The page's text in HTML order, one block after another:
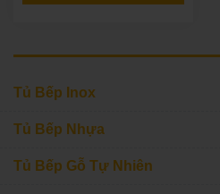
Tủ Bếp Inox
Tủ Bếp Nhựa
Tủ Bếp Gỗ Tự Nhiên